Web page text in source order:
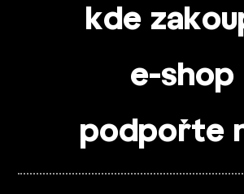
kde
e-shop
podpořte